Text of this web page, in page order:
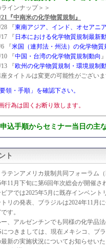
インナップ＞＞
『中南米の化学物質規制』
『東南アジア、インド、オセアニ
『 日本における化学物質規制最新
『米国（連邦法・州法）の化学物質
『中国・台湾の化学物質規制動向 』
『欧州の化学物質規制・環境規制
ルは変更の可能性がございま
領・手順」を確認下さい。
為は固くお断り致します。
込手順からセミナー当日の
ト
テンアメリカ規制共同フォーラム
11月下旬に第6回年次総会が開催
アでは2025年5月に既存インベン
トリの発表、ブラジルは2024年11
す。
、アルゼンチンでも同様の化学品法
つきましては、現在メキシコ、ブ
新の実施状況についてお知らせいた